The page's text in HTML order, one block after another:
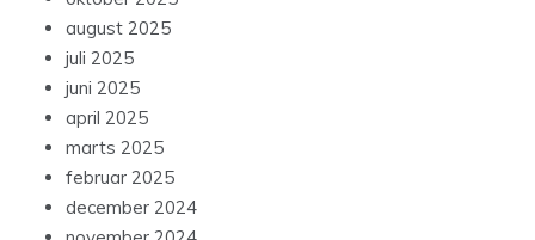
august 2025
juli 2025
juni 2025
april 2025
marts 2025
februar 2025
december 2024